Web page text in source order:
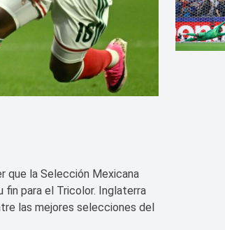
que la Selección Mexicana
fin para el Tricolor. Inglaterra
las mejores selecciones del